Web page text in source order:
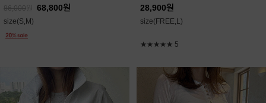
86,000 68,800원
size(S,M)
28,900원
size(FREE,L)
★★★★★ 5